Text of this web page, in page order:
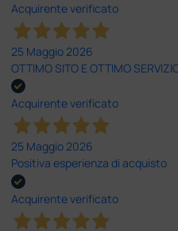
Acquirente verificato
25 Maggio 2026
OTTIMO SITO E OTTIMO
Acquirente verificato
25 Maggio 2026
Positiva esperienza di acquisto
Acquirente verificato